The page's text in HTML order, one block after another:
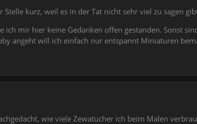
Stelle kurz, weil es in der Tat nicht sehr viel zu sagen
ich mir hier keine Gedanken offen gestanden. Sonst
angeht will ich einfach nur entspannt Miniaturen
wie viele Zewatücher ich beim Malen